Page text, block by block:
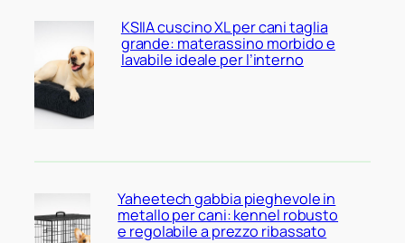
KSIIA cuscino XL per cani taglia
grande: materassino morbido e
lavabile ideale per l’interno
Yaheetech gabbia pieghevole in
metallo per cani: kennel robusto
e regolabile a prezzo ribassato